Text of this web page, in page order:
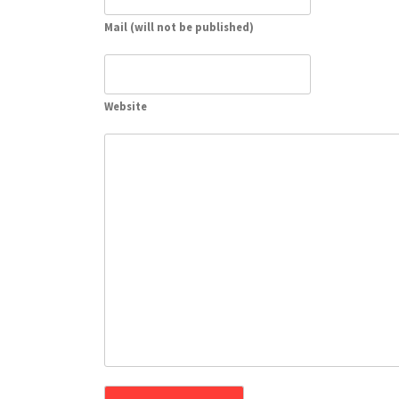
Mail (will not be published)
Website